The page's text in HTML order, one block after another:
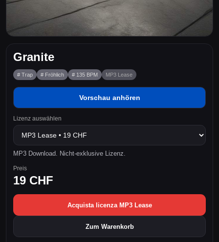
Granite
# Trap # Fröhlich # 135 BPM MP3 Lease
Vorschau anhören
Lizenz auswählen
MP3 Download. Nicht-exklusive Lizenz.
Preis
19 CHF
Acquista licenza MP3 Lease
Zum Warenkorb